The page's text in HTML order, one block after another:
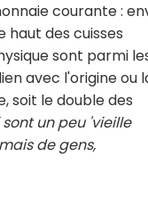
courante :
haut des cuisses
sont parmi
avec l'origine ou
soit le double des
un peu 'vieille
de gens,